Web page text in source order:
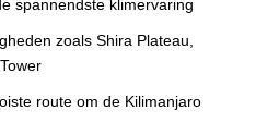
spannendste klimervaring
zoals Shira Plateau,
route om de Kilimanjaro